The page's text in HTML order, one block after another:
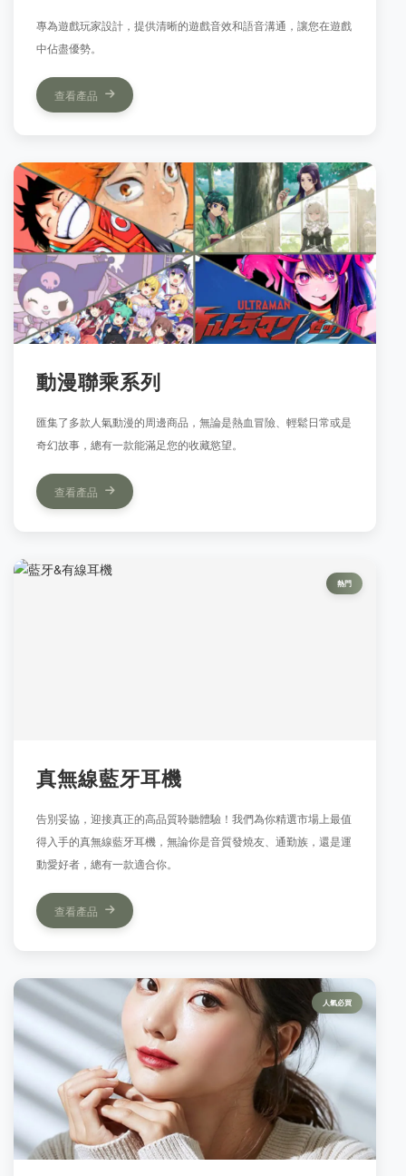
專為遊戲玩家設計，提供清晰的遊戲音效和語音溝通，讓您在遊戲
中佔盡優勢。
查看產品
動漫聯乘系列
匯集了多款人氣動漫的周邊商品，無論是熱血冒險、輕鬆日常或是
奇幻故事，總有一款能滿足您的收藏慾望。
查看產品
熱門
真無線藍牙耳機
告別妥協，迎接真正的高品質聆聽體驗！我們為你精選市場上最值
得入手的真無線藍牙耳機，無論你是音質發燒友、通勤族，還是運
動愛好者，總有一款適合你。
查看產品
人氣必買